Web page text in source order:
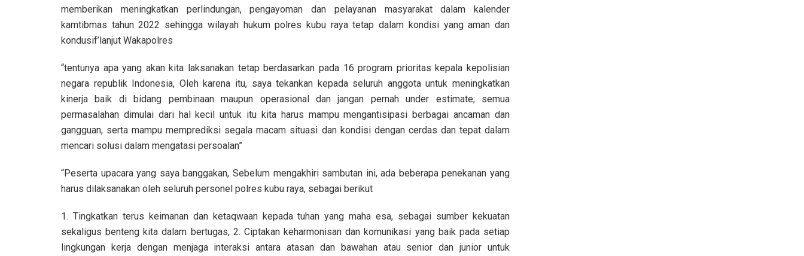
memberikan meningkatkan perlindungan, pengayoman dan pelayanan masyarakat dalam kalender
kamtibmas tahun 2022 sehingga wilayah hukum polres kubu raya tetap dalam kondisi yang aman dan
kondusif’lanjut Wakapolres
“tentunya apa yang akan kita laksanakan tetap berdasarkan pada 16 program prioritas kepala kepolisian
negara republik Indonesia, Oleh karena itu, saya tekankan kepada seluruh anggota untuk meningkatkan
kinerja baik di bidang pembinaan maupun operasional dan jangan pernah under estimate; semua
permasalahan dimulai dari hal kecil untuk itu kita harus mampu mengantisipasi berbagai ancaman dan
gangguan, serta mampu memprediksi segala macam situasi dan kondisi dengan cerdas dan tepat dalam
mencari solusi dalam mengatasi persoalan”
“Peserta upacara yang saya banggakan, Sebelum mengakhiri sambutan ini, ada beberapa penekanan yang
harus dilaksanakan oleh seluruh personel polres kubu raya, sebagai berikut
1. Tingkatkan terus keimanan dan ketaqwaan kepada tuhan yang maha esa, sebagai sumber kekuatan
sekaligus benteng kita dalam bertugas, 2. Ciptakan keharmonisan dan komunikasi yang baik pada setiap
lingkungan kerja dengan menjaga interaksi antara atasan dan bawahan atau senior dan junior untuk